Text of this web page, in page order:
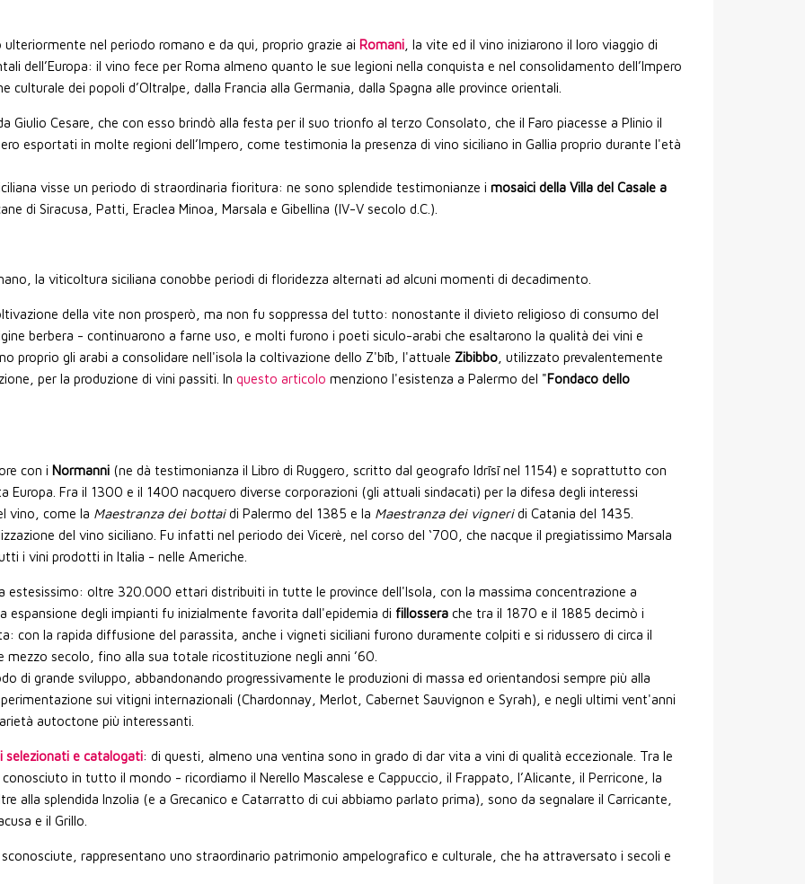
nel periodo romano e da qui, proprio grazie ai Romani , la vite ed il vino iniziarono il loro viaggio di
dell’Europa: il vino fece per Roma almeno quanto le sue legioni nella conquista e nel consolidamento dell’Impero
dei popoli d’Oltralpe, dalla Francia alla Germania, dalla Spagna alle province orientali.
Giulio Cesare, che con esso brindò alla festa per il suo trionfo al terzo Consolato, che il Faro piacesse a Plinio il
esportati in molte regioni dell’Impero, come testimonia la presenza di vino siciliano in Gallia proprio durante l'età
visse un periodo di straordinaria fioritura: ne sono splendide testimonianze i mosaici della Villa del Casale a
di Siracusa, Patti, Eraclea Minoa, Marsala e Gibellina (IV-V secolo d.C.).
la viticoltura siciliana conobbe periodi di floridezza alternati ad alcuni momenti di decadimento.
della vite non prosperò, ma non fu soppressa del tutto: nonostante il divieto religioso di consumo del
berbera - continuarono a farne uso, e molti furono i poeti siculo-arabi che esaltarono la qualità dei vini e
proprio gli arabi a consolidare nell'isola la coltivazione dello Z'bīb, l'attuale Zibibbo , utilizzato prevalentemente
per la produzione di vini passiti. In questo articolo menziono l'esistenza a Palermo del "Fondaco dello
con i Normanni (ne dà testimonianza il Libro di Ruggero, scritto dal geografo Idrīsī nel 1154) e soprattutto con
Europa. Fra il 1300 e il 1400 nacquero diverse corporazioni (gli attuali sindacati) per la difesa degli interessi
vino, come la Maestranza dei bottaidi Palermo del 1385 e la Maestranza dei vigneridi Catania del 1435.
del vino siciliano. Fu infatti nel periodo dei Vicerè, nel corso del ‘700, che nacque il pregiatissimo Marsala
i vini prodotti in Italia - nelle Americhe.
estesissimo: oltre 320.000 ettari distribuiti in tutte le province dell'Isola, con la massima concentrazione a
espansione degli impianti fu inizialmente favorita dall'epidemia di fillossera che tra il 1870 e il 1885 decimò i
con la rapida diffusione del parassita, anche i vigneti siciliani furono duramente colpiti e si ridussero di circa il
secolo, fino alla sua totale ricostituzione negli anni ’60.
di grande sviluppo, abbandonando progressivamente le produzioni di massa ed orientandosi sempre più alla
sui vitigni internazionali (Chardonnay, Merlot, Cabernet Sauvignon e Syrah), e negli ultimi vent'anni
autoctone più interessanti.
selezionati e catalogati: di questi, almeno una ventina sono in grado di dar vita a vini di qualità eccezionale. Tra le
in tutto il mondo - ricordiamo il Nerello Mascalese e Cappuccio, il Frappato, l’Alicante, il Perricone, la
alla splendida Inzolia (e a Grecanico e Catarratto di cui abbiamo parlato prima), sono da segnalare il Carricante,
e il Grillo.
rappresentano uno straordinario patrimonio ampelografico e culturale, che ha attraversato i secoli e